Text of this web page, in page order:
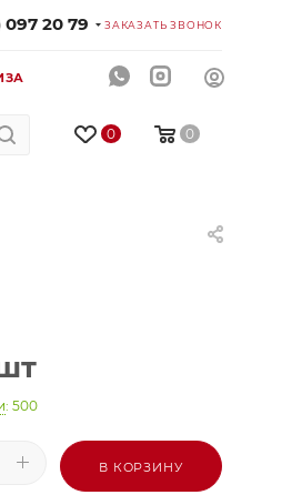
097 20 79 ЗАКАЗАТЬ ЗВОНОК
0 0
: 500
В КОРЗИНУ